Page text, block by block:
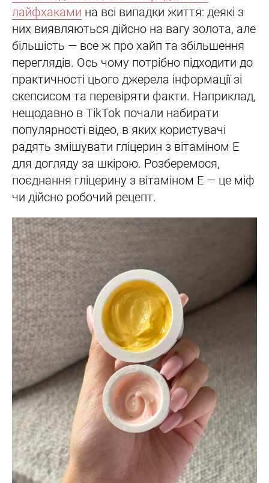
лайфхаками на всі випадки життя: деякі з
них виявляються дійсно на вагу золота, але
більшість — все ж про хайп та збільшення
переглядів. Ось чому потрібно підходити до
практичності цього джерела інформації зі
скепсисом та перевіряти факти. Наприклад,
нещодавно в TikTok почали набирати
популярності відео, в яких користувачі
радять змішувати гліцерин з вітаміном Е
для догляду за шкірою. Розберемося,
поєднання гліцерину з вітаміном Е — це міф
чи дійсно робочий рецепт.